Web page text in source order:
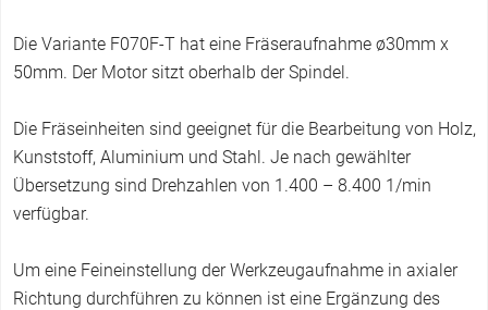
e
r
Die Variante F070F-T hat eine Fräseraufnahme ø30mm x
50mm. Der Motor sitzt oberhalb der Spindel.
Die Fräseinheiten sind geeignet für die Bearbeitung von Holz,
Kunststoff, Aluminium und Stahl. Je nach gewählter
Übersetzung sind Drehzahlen von 1.400 – 8.400 1/min
verfügbar.
Um eine Feineinstellung der Werkzeugaufnahme in axialer
Richtung durchführen zu können ist eine Ergänzung des